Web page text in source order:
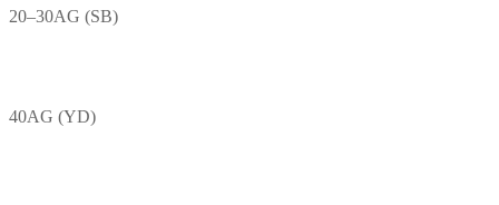
20–30AG (SB)
40AG (YD)